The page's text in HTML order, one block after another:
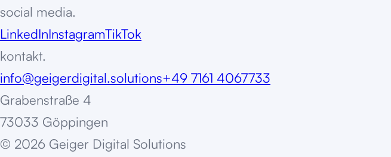
social media.
LinkedInInstagramTikTok
kontakt.
info@geigerdigital.solutions+49 7161 4067733
Grabenstraße 4
73033 Göppingen
© 2026 Geiger Digital Solutions